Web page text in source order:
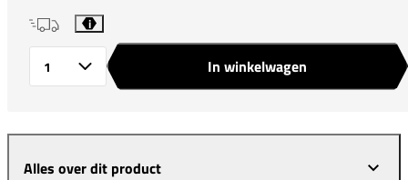
i
In winkelwagen
Alles over dit product